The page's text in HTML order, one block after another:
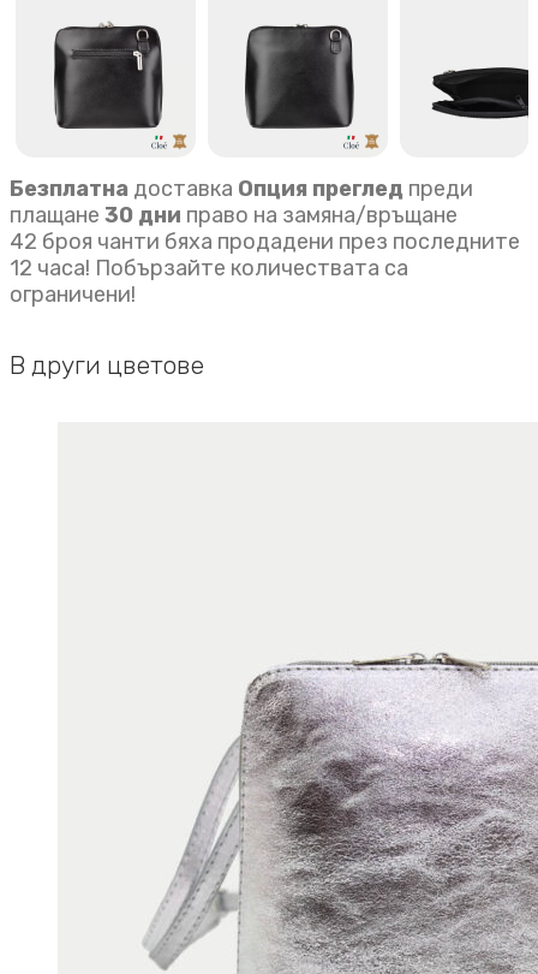
Безплатна доставка Опция преглед преди
плащане 30 дни право на замяна/връщане
42 броя чанти бяха продадени през последните
12 часа! Побързайте количествата са
ограничени!
В други цветове